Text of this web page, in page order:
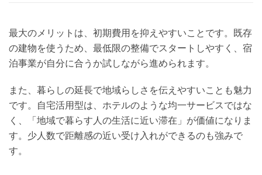
最大のメリットは、初期費用を抑えやすいことです。既存
の建物を使うため、最低限の整備でスタートしやすく、宿
泊事業が自分に合うか試しながら進められます。
また、暮らしの延長で地域らしさを伝えやすいことも魅力
です。自宅活用型は、ホテルのような均一サービスではな
く、「地域で暮らす人の生活に近い滞在」が価値になりま
す。少人数で距離感の近い受け入れができるのも強みで
す。